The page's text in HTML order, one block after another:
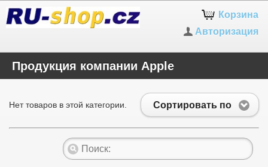
Корзина
Авторизация
Продукция компании Apple
Сортировать по
Нет товаров в этой категории.